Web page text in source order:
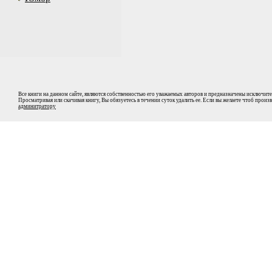
Все книги на данном сайте, являются собственностью его уважаемых авторов и предназначены
Просматривая или скачивая книгу, Вы обязуетесь в течении суток удалить ее. Если вы желаете чтоб
админитратору